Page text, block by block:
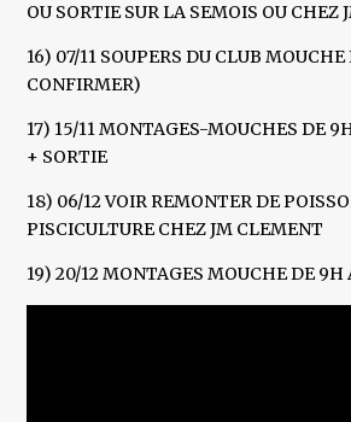
OU SORTIE SUR LA SEMOIS OU CHEZ
16) 07/11 SOUPERS DU CLUB
CONFIRMER)
17) 15/11 MONTAGES-MOUCHES DE
+ SORTIE
18) 06/12 VOIR REMONTER DE
PISCICULTURE CHEZ JM CLEMENT
19) 20/12 MONTAGES MOUCHE DE 9H